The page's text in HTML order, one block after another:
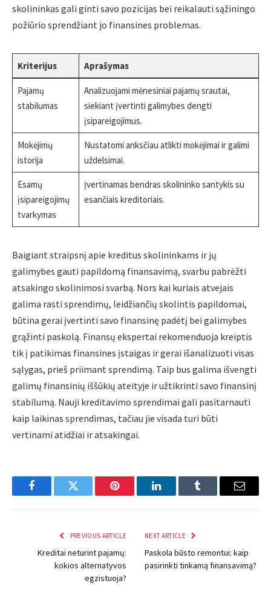
skolininkas gali ginti savo pozicijas bei reikalauti sąžiningo
požiūrio sprendžiant jo finansines problemas.
Kriterijus Aprašymas
Pajamų
stabilumas
Analizuojami mėnesiniai pajamų srautai,
siekiant įvertinti galimybes dengti
įsipareigojimus.
Mokėjimų
istorija
Nustatomi anksčiau atlikti mokėjimai ir galimi
uždelsimai.
Esamų
įsipareigojimų
tvarkymas
Įvertinamas bendras skolininko santykis su
esančiais kreditoriais.
Baigiant straipsnį apie kreditus skolininkams ir jų
galimybes gauti papildomą finansavimą, svarbu pabrėžti
atsakingo skolinimosi svarbą. Nors kai kuriais atvejais
galima rasti sprendimų, leidžiančių skolintis papildomai,
būtina gerai įvertinti savo finansinę padėtį bei galimybes
grąžinti paskolą. Finansų ekspertai rekomenduoja kreiptis
tik į patikimas finansines įstaigas ir gerai išanalizuoti visas
sąlygas, prieš priimant sprendimą. Taip bus galima išvengti
galimų finansinių iššūkių ateityje ir užtikrinti savo finansinį
stabilumą. Nauji kreditavimo sprendimai gali pasitarnauti
kaip laikinas sprendimas, tačiau jie visada turi būti
vertinami atidžiai ir atsakingai.
FacebookTwitter Pinterest LinkedInTumblr Email
PREVIOUS ARTICLE
Kreditai neturint pajamų:
kokios alternatyvos
egzistuoja?
NEXT ARTICLE
Paskola būsto remontui: kaip
pasirinkti tinkamą finansavimą?